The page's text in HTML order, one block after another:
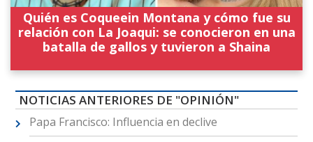
Quién es Coqueein Montana y cómo fue su
relación con La Joaqui: se conocieron en una
batalla de gallos y tuvieron a Shaina
NOTICIAS ANTERIORES DE "OPINIÓN"
Papa Francisco: Influencia en declive